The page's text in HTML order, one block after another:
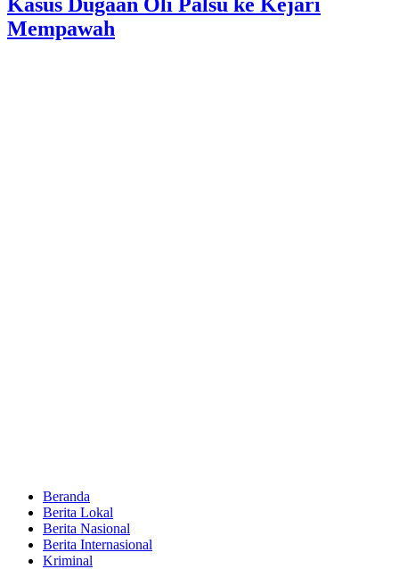
Mempawah
Beranda
Berita Lokal
Berita Nasional
Berita Internasional
Kriminal